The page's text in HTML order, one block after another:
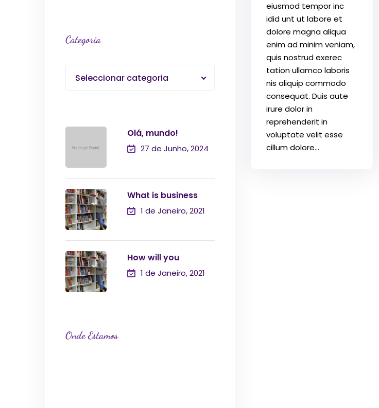
eiusmod tempor inc
idid unt ut labore et
dolore magna aliqua
enim ad minim veniam,
quis nostrud exerec
tation ullamco laboris
nis aliquip commodo
consequat. Duis aute
irure dolor in
reprehenderit in
voluptate velit esse
cillum dolore...
Categoria
Seleccionar categoria
Olá, mundo!
27 de Junho, 2024
What is business
1 de Janeiro, 2021
How will you
1 de Janeiro, 2021
Onde Estamos